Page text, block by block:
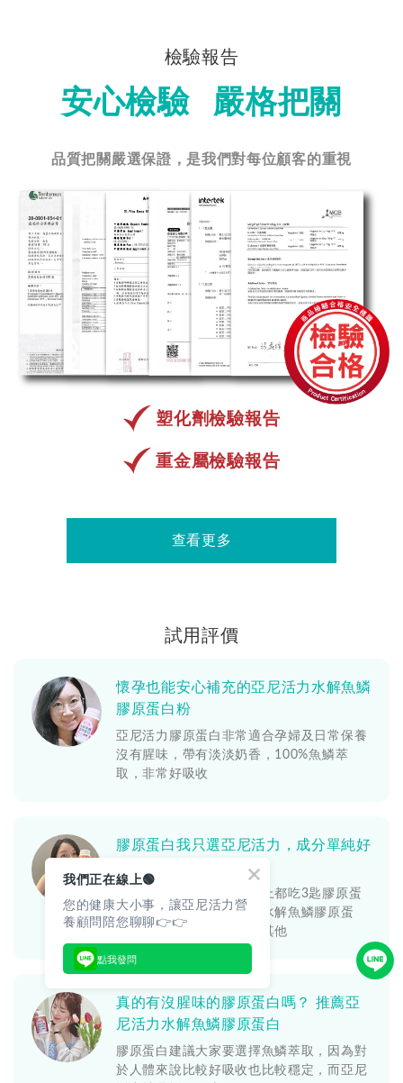
檢驗報告
安心檢驗 嚴格把關
品質把關嚴選保證，是我們對每位顧客的重視
塑化劑檢驗報告
重金屬檢驗報告
查看更多
試用評價
懷孕也能安心補充的亞尼活力水解魚鱗
膠原蛋白粉
亞尼活力膠原蛋白非常適合孕婦及日常保養
沒有腥味，帶有淡淡奶香，100%魚鱗萃
取，非常好吸收
膠原蛋白我只選亞尼活力，成分單純好
懷孕三個月開始，每天早上都吃3匙膠原蛋
白粉的我推薦亞尼活力的水解魚鱗膠原蛋
白，成分非常單純，沒有其他
真的有沒腥味的膠原蛋白嗎？ 推薦亞
尼活力水解魚鱗膠原蛋白
膠原蛋白建議大家要選擇魚鱗萃取，因為對
於人體來說比較好吸收也比較穩定，而亞尼
我們正在線上🟢
您的健康大小事，讓亞尼活力營
養顧問陪您聊聊👉👉
點我發問